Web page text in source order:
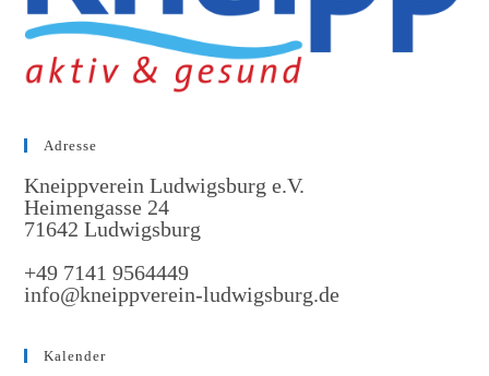
Adresse
Kneippverein Ludwigsburg e.V.
Heimengasse 24
71642 Ludwigsburg
+49 7141 9564449
info@kneippverein-ludwigsburg.de
Kalender